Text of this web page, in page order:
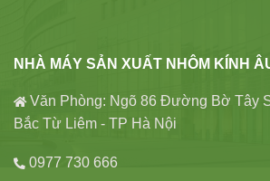
NHÀ MÁY SẢN XUẤT NHÔM KÍNH
Văn Phòng: Ngõ 86 Đường Bờ Tây
Bắc Từ Liêm - TP Hà Nội
0977 730 666